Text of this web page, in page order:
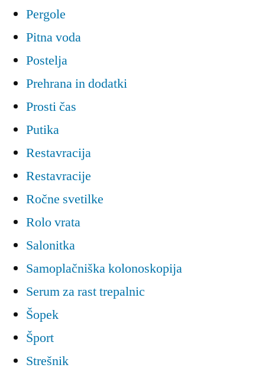
Pergole
Pitna voda
Postelja
Prehrana in dodatki
Prosti čas
Putika
Restavracija
Restavracije
Ročne svetilke
Rolo vrata
Salonitka
Samoplačniška kolonoskopija
Serum za rast trepalnic
Šopek
Šport
Strešnik